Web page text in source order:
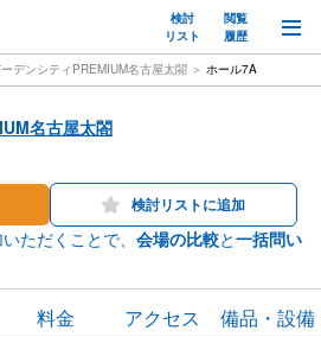
検討
リスト
閲覧
履歴
デンシティPREMIUM名古屋太閤 ホール7A
名古屋太閤
検討リストに追加
ただくことで、 会場の比較と一括問い
料金 アクセス 備品・設備